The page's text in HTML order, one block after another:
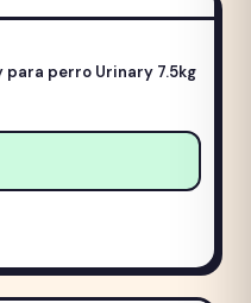
perro Urinary 7.5kg